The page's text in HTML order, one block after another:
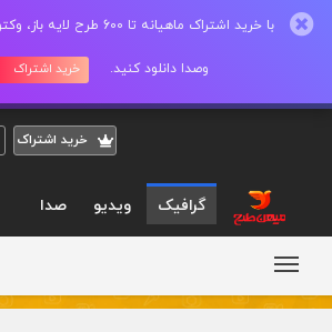
با خرید اشتراک ماهیانه تا
وصدا دانلود کنید. خرید اشتراک
خريد اشتراک
گرافیک ویدیو صدا